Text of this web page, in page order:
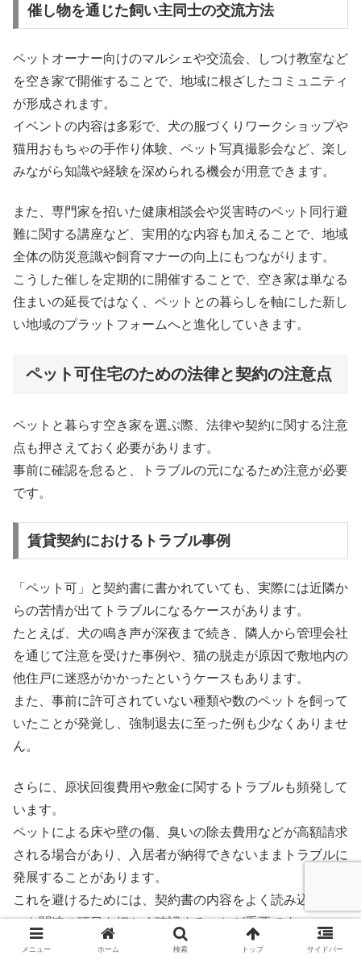
催し物を通じた飼い主同士の交流方法
ペットオーナー向けのマルシェや交流会、しつけ教室など
を空き家で開催することで、地域に根ざしたコミュニティ
が形成されます。
イベントの内容は多彩で、犬の服づくりワークショップや
猫用おもちゃの手作り体験、ペット写真撮影会など、楽し
みながら知識や経験を深められる機会が用意できます。
また、専門家を招いた健康相談会や災害時のペット同行避
難に関する講座など、実用的な内容も加えることで、地域
全体の防災意識や飼育マナーの向上にもつながります。
こうした催しを定期的に開催することで、空き家は単なる
住まいの延長ではなく、ペットとの暮らしを軸にした新し
い地域のプラットフォームへと進化していきます。
ペット可住宅のための法律と契約の注意点
ペットと暮らす空き家を選ぶ際、法律や契約に関する注意
点も押さえておく必要があります。
事前に確認を怠ると、トラブルの元になるため注意が必要
です。
賃貸契約におけるトラブル事例
「ペット可」と契約書に書かれていても、実際には近隣か
らの苦情が出てトラブルになるケースがあります。
たとえば、犬の鳴き声が深夜まで続き、隣人から管理会社
を通じて注意を受けた事例や、猫の脱走が原因で敷地内の
他住戸に迷惑がかかったというケースもあります。
また、事前に許可されていない種類や数のペットを飼って
いたことが発覚し、強制退去に至った例も少なくありませ
ん。
さらに、原状回復費用や敷金に関するトラブルも頻発して
います。
ペットによる床や壁の傷、臭いの除去費用などが高額請求
される場合があり、入居者が納得できないままトラブルに
発展することがあります。
これを避けるためには、契約書の内容をよく読み込み、ペ
ット関連の項目を細かく確認することが重要です。
可能であれば、入居前後に室内の状態を写真や動画で記録
メニュー ホーム 検索 トップ サイドバー